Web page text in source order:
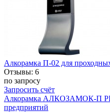
Алкорамка П-02 для
Отзывы: 6
по запросу
Запросить счёт
Алкорамка АЛКОЗАМОК-П
предприятий